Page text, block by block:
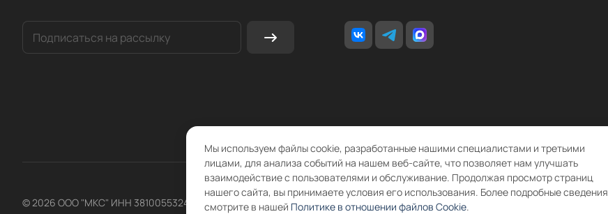
© 2026 ООО "МКС" ИНН 3810055324 ОГРН 1083810004860
Мы используем файлы cookie, разработанные нашими специалистами и третьими
лицами, для анализа событий на нашем веб-сайте, что позволяет нам улучшать
взаимодействие с пользователями и обслуживание. Продолжая просмотр страниц
нашего сайта, вы принимаете условия его использования. Более подробные сведения
смотрите в нашей Политике в отношении файлов Cookie.